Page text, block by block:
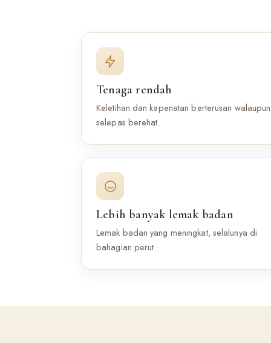
Tenaga rendah
Keletihan dan kepenatan berterusan walaupun
selepas berehat.
Lebih banyak lemak badan
Lemak badan yang meningkat, selalunya di
bahagian perut.